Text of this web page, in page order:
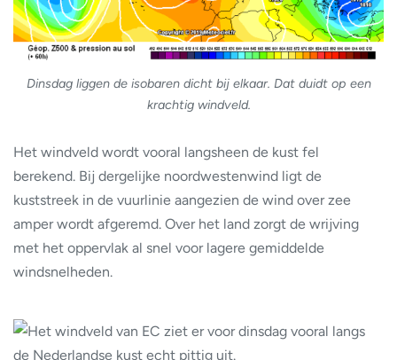
Dinsdag liggen de isobaren dicht bij elkaar. Dat duidt op een
krachtig windveld.
Het windveld wordt vooral langsheen de kust fel
berekend. Bij dergelijke noordwestenwind ligt de
kuststreek in de vuurlinie aangezien de wind over zee
amper wordt afgeremd. Over het land zorgt de wrijving
met het oppervlak al snel voor lagere gemiddelde
windsnelheden.